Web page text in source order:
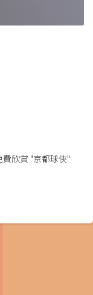
欣賞 "京都球俠"